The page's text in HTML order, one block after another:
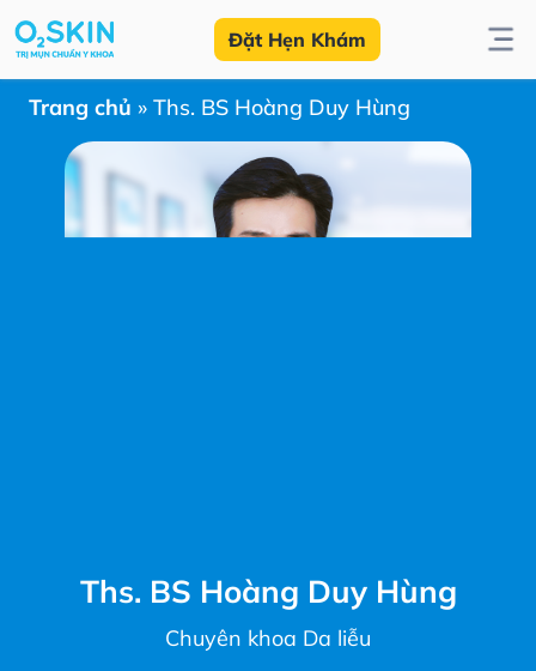
Đặt Hẹn Khám
Trang chủ » Ths. BS Hoàng Duy Hùng
Ths. BS Hoàng Duy Hùng
Chuyên khoa Da liễu